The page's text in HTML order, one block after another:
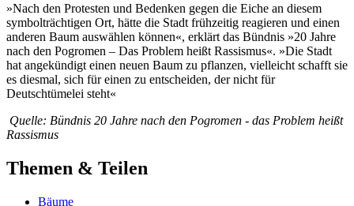
»Nach den Protesten und Bedenken gegen die Eiche an diesem
symbolträchtigen Ort, hätte die Stadt frühzeitig reagieren und einen
anderen Baum auswählen können«, erklärt das Bündnis »20 Jahre
nach den Pogromen – Das Problem heißt Rassismus«. »Die Stadt
hat angekündigt einen neuen Baum zu pflanzen, vielleicht schafft sie
es diesmal, sich für einen zu entscheiden, der nicht für
Deutschtümelei steht«
Quelle: Bündnis 20 Jahre nach den Pogromen - das Problem heißt
Rassismus
Themen & Teilen
Bäume